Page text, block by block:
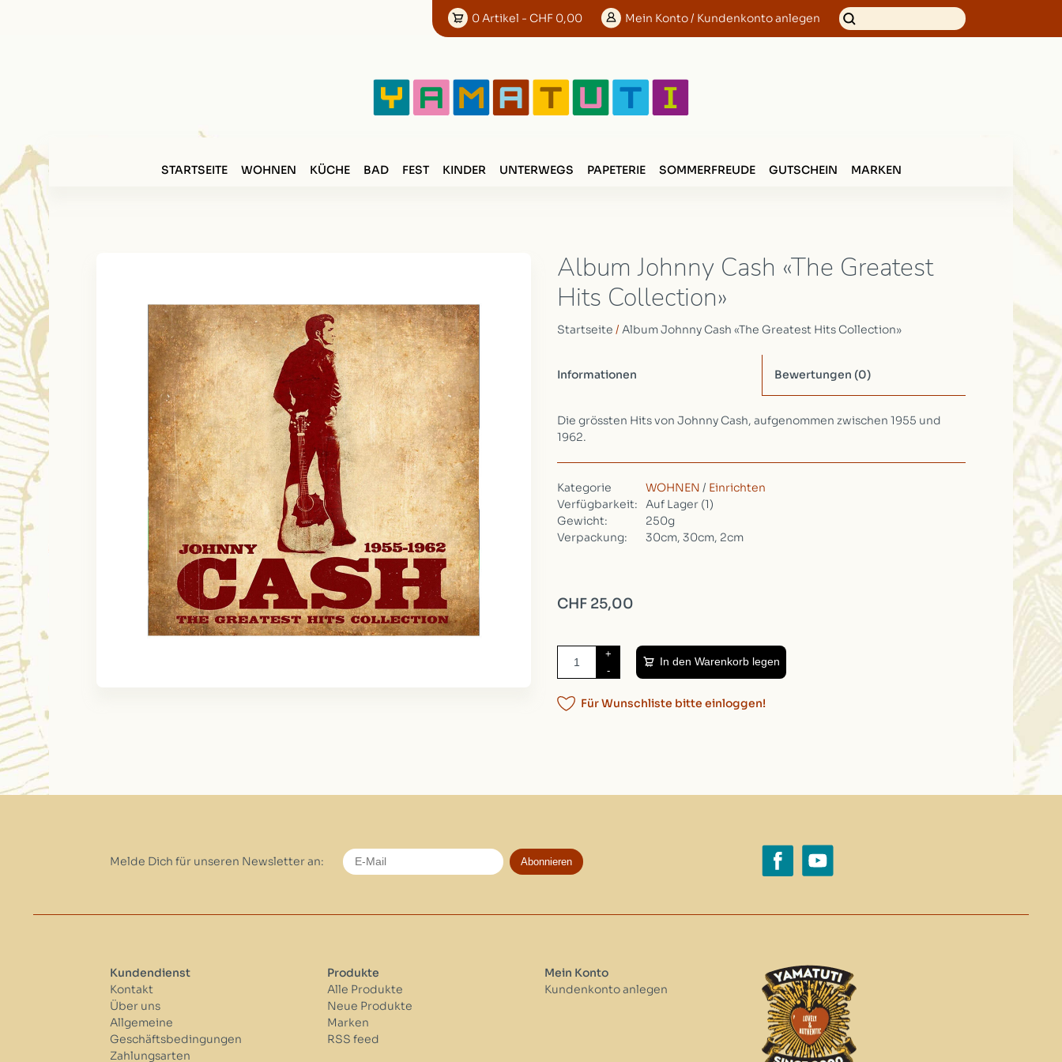
0Artikel - CHF 0,00 Mein Konto/ Kundenkonto anlegen
STARTSEITE WOHNEN KÜCHE BAD FEST KINDER UNTERWEGS PAPETERIE SOMMERFREUDE GUTSCHEIN MARKEN
Album Johnny Cash «The Greatest
Hits Collection»
Startseite / Album Johnny Cash «The Greatest Hits Collection»
Informationen Bewertungen (0)
Die grössten Hits von Johnny Cash, aufgenommen zwischen 1955 und
1962.
Kategorie WOHNEN / Einrichten
Verfügbarkeit:
Auf Lager (1)
Gewicht:
250g
Verpackung:
30cm, 30cm, 2cm
CHF 25,00
+
-
In den Warenkorb legen
Für Wunschliste bitte einloggen!
Melde Dich für unseren Newsletter an: Abonnieren
Kundendienst
Kontakt
Über uns
Allgemeine
Geschäftsbedingungen
Zahlungsarten
Produkte
Alle Produkte
Neue Produkte
Marken
RSS feed
Mein Konto
Kundenkonto anlegen